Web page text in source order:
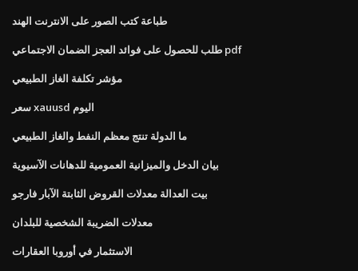
طباعة كتب الصور على الانترنت الهند
طلب للحصول على فوائد العجز الضمان الاجتماعي pdf
مؤشر تكلفة الغاز الطبيعي
سعر xauusd اليوم
ما الدولة تنتج معظم النفط والغاز الطبيعي
بيان الدخل والميزانية العمومية للدهانات الآسيوية
بيت العدالة معدلات القروض الثابتة الآبار فارجو
معدلات الضريبة الشخصية للبلدان
الاستثمار في أوروبا العقارات